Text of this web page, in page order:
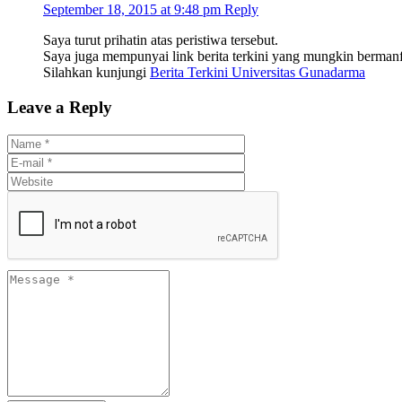
September 18, 2015 at 9:48 pm Reply
Saya turut prihatin atas peristiwa tersebut.
Saya juga mempunyai link berita terkini yang mungkin
Silahkan kunjungi Berita Terkini Universitas Gunadarma
Leave a Reply